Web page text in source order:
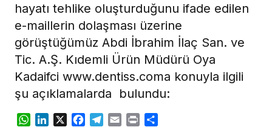
hayatı tehlike oluşturduğunu ifade edilen
e-maillerin dolaşması üzerine
görüştüğümüz Abdi İbrahim İlaç San. ve
Tic. A.Ş. Kıdemli Ürün Müdürü Oya
Kadaifci www.dentiss.coma konuyla ilgili
şu açıklamalarda bulundu:
WhatsApp
LinkedIn
X Facebook
Telegram
Email Print